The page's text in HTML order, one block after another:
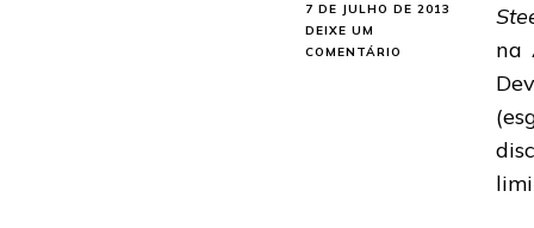
7 DE JULHO DE 2013
DEIXE UM
COMENTÁRIO
na